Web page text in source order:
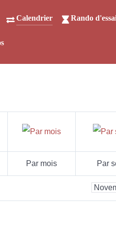
Calendrier Rando
Par mois Par